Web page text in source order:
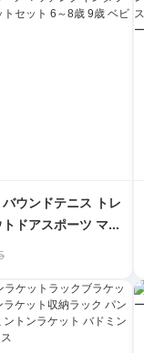
ウンドテニス トレ
ドアスポーツ マッ
ラクティブ ラケッ